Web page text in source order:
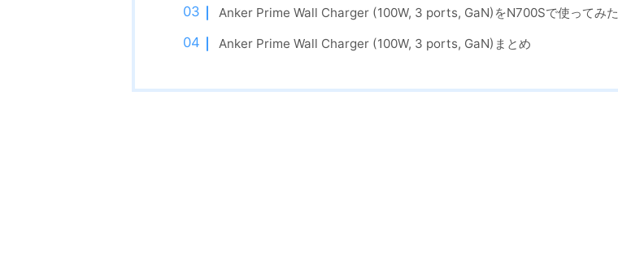
Anker Prime Wall Charger (100W, 3 ports, GaN)をN700Sで使ってみた
Anker Prime Wall Charger (100W, 3 ports, GaN)まとめ